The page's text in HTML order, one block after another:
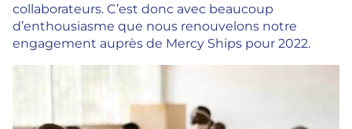
collaborateurs. C’est donc avec beaucoup
d’enthousiasme que nous renouvelons notre
engagement auprès de Mercy Ships pour 2022.